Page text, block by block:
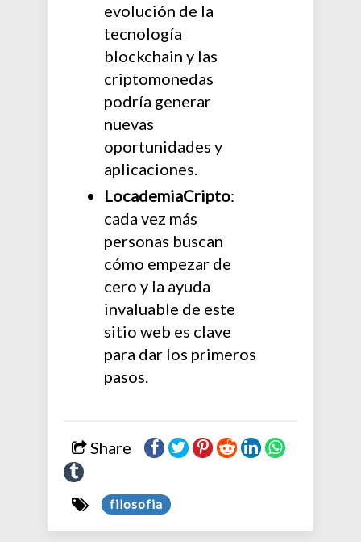
evolución de la
tecnología
blockchain y las
criptomonedas
podría generar
nuevas
oportunidades y
aplicaciones.
LocademiaCripto:
cada vez más
personas buscan
cómo empezar de
cero y la ayuda
invaluable de este
sitio web es clave
para dar los primeros
pasos.
Share
filosofia